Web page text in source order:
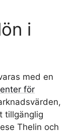
i
med en
för
tillgänglig
Thelin och